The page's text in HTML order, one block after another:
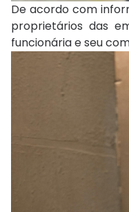
De acordo com
proprietários das
funcionária e seu